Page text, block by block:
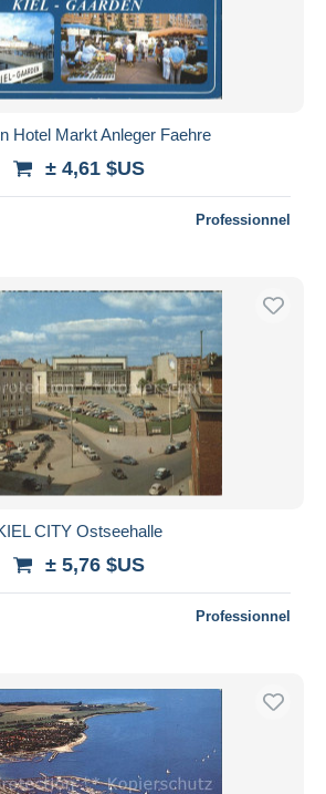
Hotel Markt Anleger Faehre
± 4,61 $US
Professionnel
CITY Ostseehalle
± 5,76 $US
Professionnel